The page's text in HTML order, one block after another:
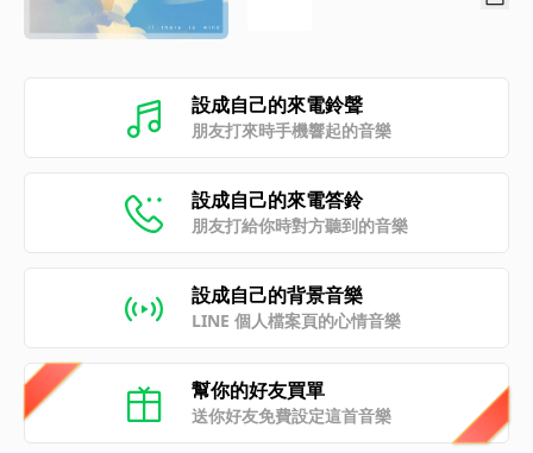
設成自己的來電鈴聲
朋友打來時手機響起的音樂
設成自己的來電答鈴
朋友打給你時對方聽到的音樂
設成自己的背景音樂
LINE 個人檔案頁的心情音樂
幫你的好友買單
送你好友免費設定這首音樂